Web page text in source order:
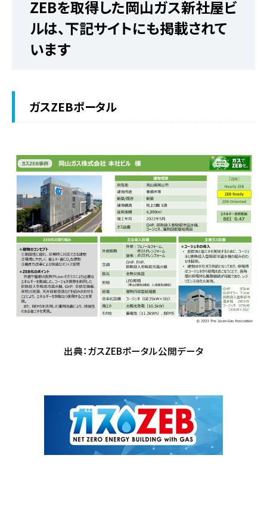
ZEBを取得した岡山ガス新社屋ビ
ルは、下記サイトにも掲載されて
います
ガスZEBポータル
出典：ガスZEBポータル公開データ